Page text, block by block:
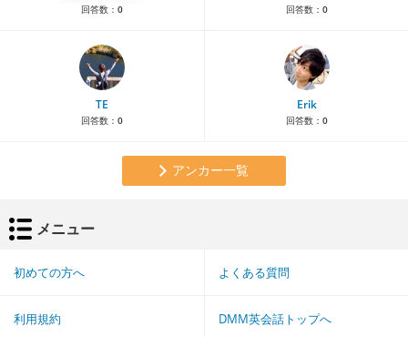
回答数： 0 回答数： 0
TE
回答数： 0
Erik
回答数： 0
アンカー一覧
メニュー
初めての方へ よくある質問
利用規約 DMM英会話トップへ